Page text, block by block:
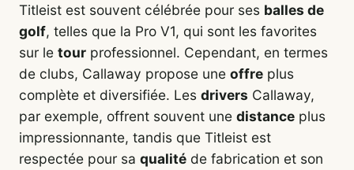
Titleist est souvent célébrée pour ses balles de
golf, telles que la Pro V1, qui sont les favorites
sur le tour professionnel. Cependant, en termes
de clubs, Callaway propose une offre plus
complète et diversifiée. Les drivers Callaway,
par exemple, offrent souvent une distance plus
impressionnante, tandis que Titleist est
respectée pour sa qualité de fabrication et son